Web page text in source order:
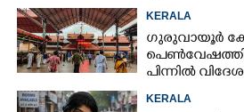
KERALA
ഗുരുവായൂർ
പിന്നിൽ
KERALA